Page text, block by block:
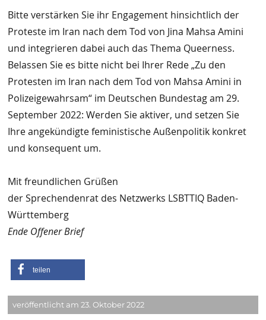
Bitte verstärken Sie ihr Engagement hinsichtlich der
Proteste im Iran nach dem Tod von Jina Mahsa Amini
und integrieren dabei auch das Thema Queerness.
Belassen Sie es bitte nicht bei Ihrer Rede „Zu den
Protesten im Iran nach dem Tod von Mahsa Amini in
Polizeigewahrsam“ im Deutschen Bundestag am 29.
September 2022: Werden Sie aktiver, und setzen Sie
Ihre angekündigte feministische Außenpolitik konkret
und konsequent um.
Mit freundlichen Grüßen
der Sprechendenrat des Netzwerks LSBTTIQ Baden-
Württemberg
Ende Offener Brief
teilen
veröffentlicht am 23. Oktober 2022